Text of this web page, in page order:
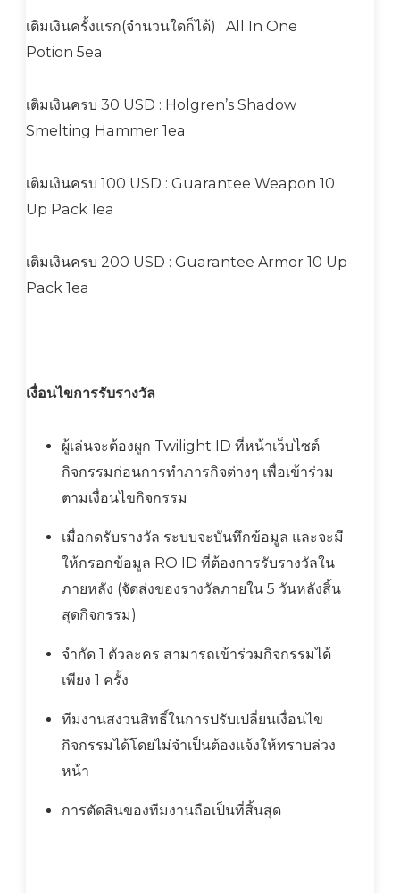
เติมเงินครั้งแรก(จำนวนใดก็ได้) : All In One
Potion 5ea
เติมเงินครบ 30 USD : Holgren’s Shadow
Smelting Hammer 1ea
เติมเงินครบ 100 USD : Guarantee Weapon 10
Up Pack 1ea
เติมเงินครบ 200 USD : Guarantee Armor 10 Up
Pack 1ea
เงื่อนไขการรับรางวัล
ผู้เล่นจะต้องผูก Twilight ID ที่หน้าเว็บไซต์
กิจกรรมก่อนการทำภารกิจต่างๆ เพื่อเข้าร่วม
ตามเงื่อนไขกิจกรรม
เมื่อกดรับรางวัล ระบบจะบันทึกข้อมูล และจะมี
ให้กรอกข้อมูล RO ID ที่ต้องการรับรางวัลใน
ภายหลัง (จัดส่งของรางวัลภายใน 5 วันหลังสิ้น
สุดกิจกรรม)
จำกัด 1 ตัวละคร สามารถเข้าร่วมกิจกรรมได้
เพียง 1 ครั้ง
ทีมงานสงวนสิทธิ์ในการปรับเปลี่ยนเงื่อนไข
กิจกรรมได้โดยไม่จำเป็นต้องแจ้งให้ทราบล่วง
หน้า
การตัดสินของทีมงานถือเป็นที่สิ้นสุด